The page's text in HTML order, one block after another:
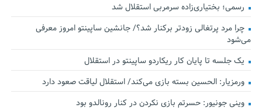
رسمی؛ بختیاری‌زاده سرمربی استقلال شد
چرا مرد پرتغالی زودتر برکنار شد؟/ جانشین ساپینتو امروز معرفی
می‌شود
یک جلسه تا پایان کار ریکاردو ساپینتو در استقلال
ورمزیار: الحسین بسته بازی می‌کند/ استقلال لیاقت صعود دارد
وینی جونیور: حسرتم بازی نکردن در کنار رونالدو بود